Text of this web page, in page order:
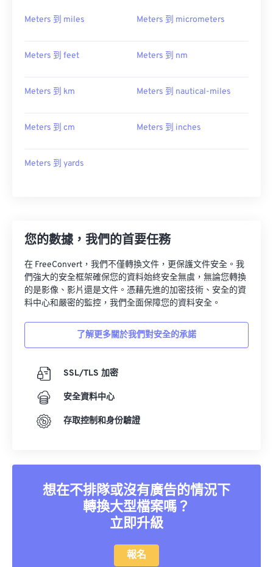
Meters 到 miles Meters 到 micrometers
Meters 到 feet Meters 到 nm
Meters 到 km Meters 到 nautical-miles
Meters 到 cm Meters 到 inches
Meters 到 yards
您的數據，我們的首要任務
在 FreeConvert，我們不僅轉換文件，更保護文件安全。我
們強大的安全框架確保您的資料始終安全無虞，無論您轉換
的是影像、影片還是文件。憑藉先進的加密技術、安全的資
料中心和嚴密的監控，我們全面保障您的資料安全。
了解更多關於我們對安全的承諾
SSL/TLS 加密
安全資料中心
存取控制和身份驗證
想在不排隊或沒有廣告的情況下
轉換大型檔案嗎？
立即升級
報名